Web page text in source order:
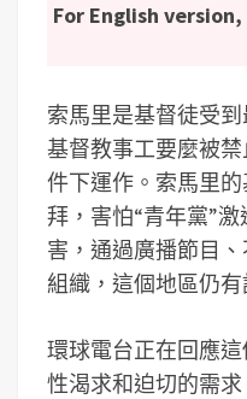
For English
索馬里是基督徒受
基督教事工要麼被
件下運作。索馬里
拜，害怕“青年黨”
害，通過廣播節目
組織，這個地區仍
環球電台正在回應
性渴求和迫切的需